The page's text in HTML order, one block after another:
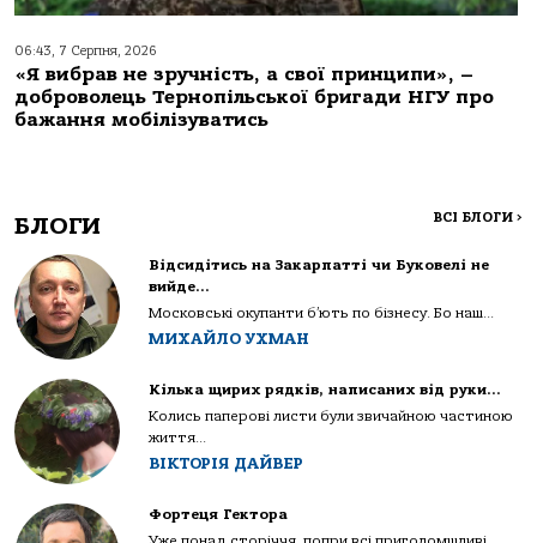
06:43, 7 Серпня, 2026
«Я вибрав не зручність, а свої принципи», –
доброволець Тернопільської бригади НГУ про
бажання мобілізуватись
БЛОГИ ВСІ БЛОГИ >
Відсидітись на Закарпатті чи Буковелі не
вийде…
Московські окупанти б’ють по бізнесу. Бо наш...
МИХАЙЛО УХМАН
Кілька щирих рядків, написаних від руки…
Колись паперові листи були звичайною частиною
життя...
ВІКТОРІЯ ДАЙВЕР
Фортеця Гектора